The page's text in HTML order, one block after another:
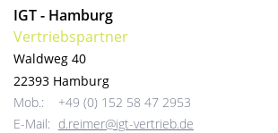
IGT - Hamburg
Vertriebspartner
Waldweg 40
22393 Hamburg
Mob.:
+49 (0) 152 58 47 2953
E-Mail: d.reimer@igt-vertrieb.de